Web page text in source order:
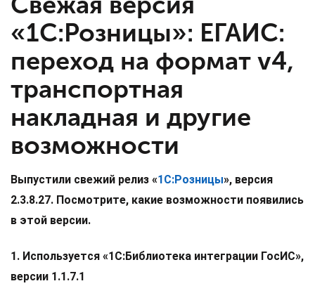
«1С:Розницы»: ЕГАИС:
переход на формат v4,
транспортная
накладная и другие
возможности
Выпустили свежий релиз «1С:Розницы», версия
2.3.8.27. Посмотрите, какие возможности появились
в этой версии.
1. Используется «1С:Библиотека интеграции ГосИС»,
версии 1.1.7.1